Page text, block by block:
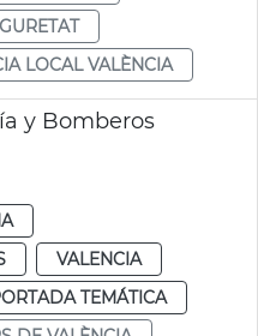
LOCAL VALÈNCIA
y Bomberos
VALENCIA
TEMÁTICA